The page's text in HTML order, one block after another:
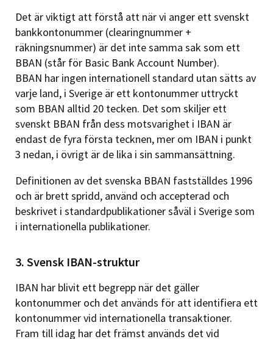
Det är viktigt att förstå att när vi anger ett svenskt
bankkontonummer (clearingnummer +
räkningsnummer) är det inte samma sak som ett
BBAN (står för Basic Bank Account Number).
BBAN har ingen internationell standard utan sätts av
varje land, i Sverige är ett kontonummer uttryckt
som BBAN alltid 20 tecken. Det som skiljer ett
svenskt BBAN från dess motsvarighet i IBAN är
endast de fyra första tecknen, mer om IBAN i punkt
3 nedan, i övrigt är de lika i sin sammansättning.
Definitionen av det svenska BBAN fastställdes 1996
och är brett spridd, använd och accepterad och
beskrivet i standardpublikationer såväl i Sverige som
i internationella publikationer.
3. Svensk IBAN-struktur
IBAN har blivit ett begrepp när det gäller
kontonummer och det används för att identifiera ett
kontonummer vid internationella transaktioner.
Fram till idag har det främst används det vid